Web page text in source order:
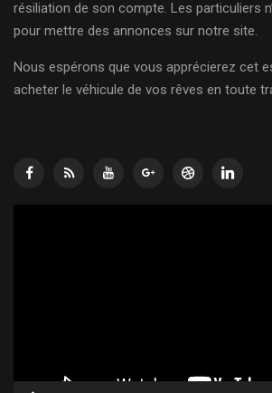
résiliation de son compte. Les particuliers
pour mettre des annonces sur notre site.
Nous espérons que vous apprécierez cet
acheter le véhicule de vos rêves en toute